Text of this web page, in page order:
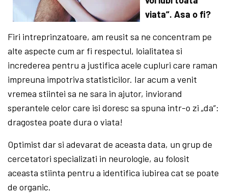
viata“. Asa o fi?
Firi intreprinzatoare, am reusit sa ne con­centram pe
alte as­­pec­te cum ar fi res­pec­tul, loialitatea si
increderea pentru a jus­tifica acele cupluri care raman
impreuna impotriva statisticilor. Iar acum a venit
vremea stiintei sa ne sara in ajutor, inviorand
sperantele celor care isi doresc sa spuna intr-o zi „da“:
dragostea poate dura o viata!
Optimist dar si adevarat de aceasta data, un grup de
cercetatori specializati in neurologie, au folosit
aceasta stiinta pentru a identifica iubirea cat se poate
de organic.